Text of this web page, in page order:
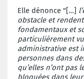
Elle dénonce "[…]
obstacle et
fondamentaux et
particulièrement
administrative est
personnes dans
qu’elles n’ont pas
bloquées dans